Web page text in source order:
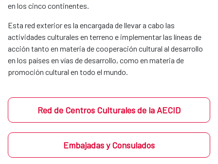
en los cinco continentes.
Esta red exterior es la encargada de llevar a cabo las
actividades culturales en terreno e implementar las líneas de
acción tanto en materia de cooperación cultural al desarrollo
en los países en vías de desarrollo, como en materia de
promoción cultural en todo el mundo.
Red de Centros Culturales de la AECID
Embajadas y Consulados